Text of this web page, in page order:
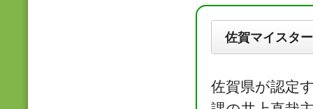
佐賀マイスタ
佐賀県が認定